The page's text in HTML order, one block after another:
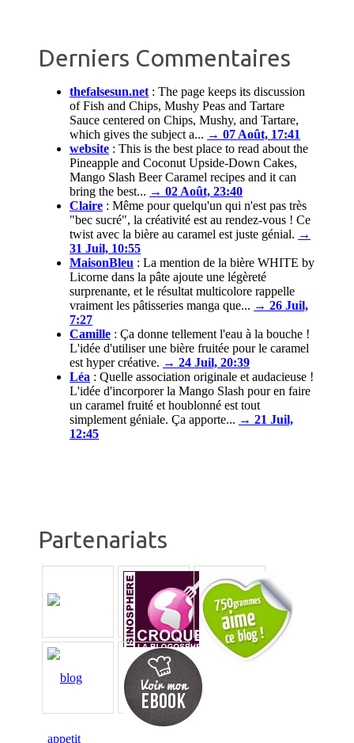
Derniers Commentaires
thefalsesun.net : The page keeps its discussion
of Fish and Chips, Mushy Peas and Tartare
Sauce centered on Chips, Mushy, and Tartare,
which gives the subject a... → 07 Août, 17:41
website : This is the best place to read about the
Pineapple and Coconut Upside-Down Cakes,
Mango Slash Beer Caramel recipes and it can
bring the best... → 02 Août, 23:40
Claire : Même pour quelqu'un qui n'est pas très
"bec sucré", la créativité est au rendez-vous ! Ce
twist avec la bière au caramel est juste génial. →
31 Juil, 10:55
MaisonBleu : La mention de la bière WHITE by
Licorne dans la pâte ajoute une légèreté
surprenante, et le résultat multicolore rappelle
vraiment les pâtisseries manga que... → 26 Juil,
7:27
Camille : Ça donne tellement l'eau à la bouche !
L'idée d'utiliser une bière fruitée pour le caramel
est hyper créative. → 24 Juil, 20:39
Léa : Quelle association originale et audacieuse !
L'idée d'incorporer la Mango Slash pour en faire
un caramel fruité et houblonné est tout
simplement géniale. Ça apporte... → 21 Juil,
12:45
Partenariats